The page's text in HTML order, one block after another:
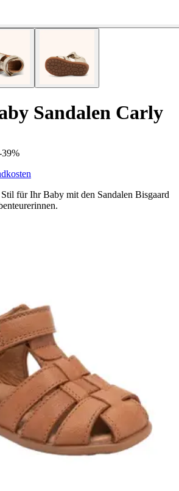
Sandalen Carly
39%
für Ihr Baby mit den Sandalen Bisgaard